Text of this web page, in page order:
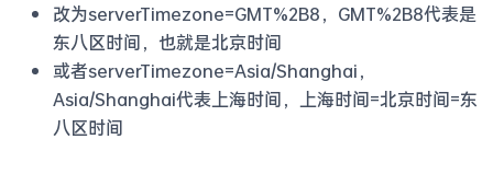
改为serverTimezone=GMT%2B8，GMT%2B8代表是
东八区时间，也就是北京时间
或者serverTimezone=Asia/Shanghai，
Asia/Shanghai代表上海时间，上海时间=北京时间=东
八区时间